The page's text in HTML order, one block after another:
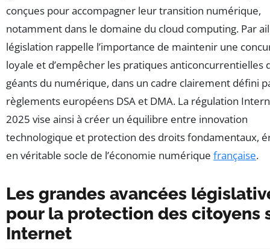
conçues pour accompagner leur transition numérique,
notamment dans le domaine du cloud computing. Par
législation rappelle l’importance de maintenir une
loyale et d’empêcher les pratiques anticoncurrentielles
géants du numérique, dans un cadre clairement défini
règlements européens DSA et DMA. La régulation
2025 vise ainsi à créer un équilibre entre innovation
technologique et protection des droits fondamentaux,
en véritable socle de l’économie numérique française.
Les grandes avancées
pour la protection des citoyens
Internet